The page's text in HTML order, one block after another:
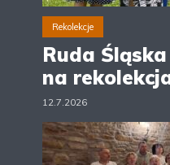
Rekolekcje
Ruda Śląska
na
12.7.2026